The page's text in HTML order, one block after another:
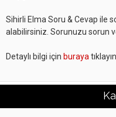
Sihirli Elma Soru & Cevap ile
alabilirsiniz. Sorunuzu sorun
Detaylı bilgi için buraya tıklayın.